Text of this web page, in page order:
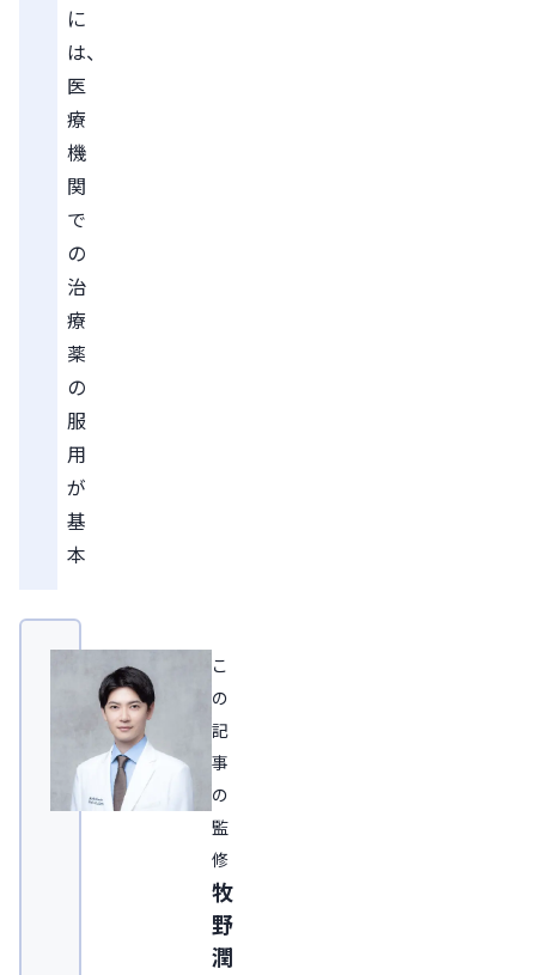
に
は、
医
療
機
関
で
の
治
療
薬
の
服
用
が
基
本
こ
の
記
事
の
監
修
牧
野
潤